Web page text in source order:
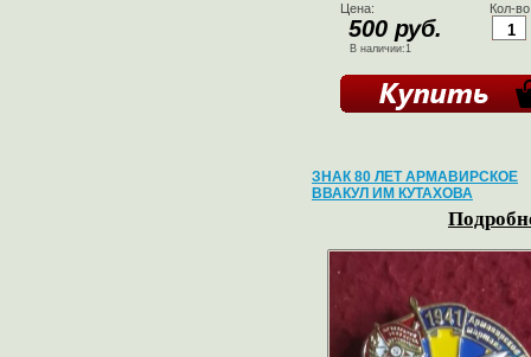
Цена:
500 руб.
В наличии:1
Кол-
ЗНАК 80 ЛЕТ АРМАВИРСКОЕ
ВВАКУЛ ИМ КУТАХОВА